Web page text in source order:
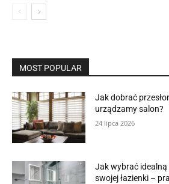
MOST POPULAR
Jak dobrać
urządzamy salon?
24 lipca 2026
Jak wybrać
swojej łazienki –